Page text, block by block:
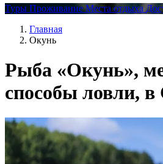
Туры ПроживаниеМеста отдыха
Главная
Окунь
Рыба «Окунь»,
способы ловли,